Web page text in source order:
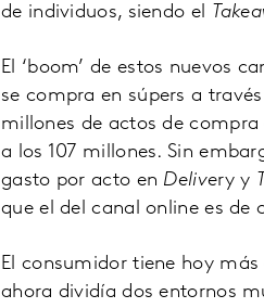
de individuos, siendo el
El ‘boom’ de estos nuevos
se compra en súpers a
millones de actos de compra
a los 107 millones. Sin
gasto por acto en Delivery y
que el del canal online es de
El consumidor tiene hoy
ahora dividía dos entornos